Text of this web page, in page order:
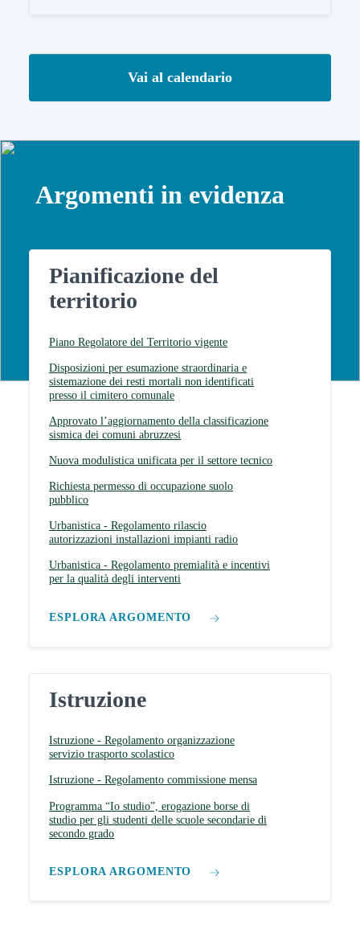
Vai al calendario
Argomenti in evidenza
Pianificazione del
territorio
Piano Regolatore del Territorio vigente
Disposizioni per esumazione straordinaria e
sistemazione dei resti mortali non identificati
presso il cimitero comunale
Approvato l’aggiornamento della classificazione
sismica dei comuni abruzzesi
Nuova modulistica unificata per il settore tecnico
Richiesta permesso di occupazione suolo
pubblico
Urbanistica - Regolamento rilascio
autorizzazioni installazioni impianti radio
Urbanistica - Regolamento premialità e incentivi
per la qualità degli interventi
ESPLORA ARGOMENTO
Istruzione
Istruzione - Regolamento organizzazione
servizio trasporto scolastico
Istruzione - Regolamento commissione mensa
Programma “Io studio”, erogazione borse di
studio per gli studenti delle scuole secondarie di
secondo grado
ESPLORA ARGOMENTO